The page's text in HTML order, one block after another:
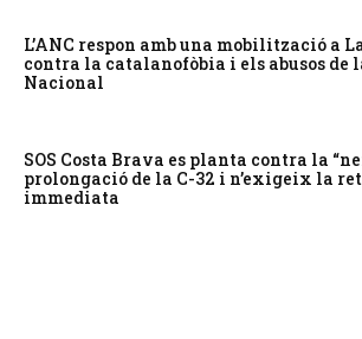
L’ANC respon amb una mobilització a
contra la catalanofòbia i els abusos de
Nacional
SOS Costa Brava es planta contra la
prolongació de la C-32 i n’exigeix la
immediata